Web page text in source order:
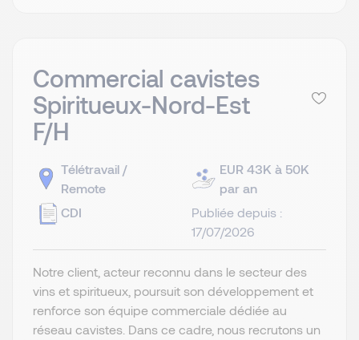
Commercial cavistes
Spiritueux-Nord-Est
F/H
Télétravail /
Remote
CDI
EUR 43K à 50K
par an
Publiée depuis :
17/07/2026
Notre client, acteur reconnu dans le secteur des
vins et spiritueux, poursuit son développement et
renforce son équipe commerciale dédiée au
réseau cavistes. Dans ce cadre, nous recrutons un